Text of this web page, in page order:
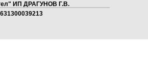
ИП ДРАГУНОВ Г.В.